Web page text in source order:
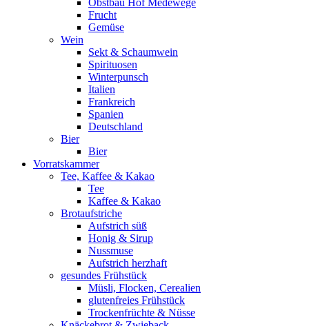
Obstbau Hof Medewege
Frucht
Gemüse
Wein
Sekt & Schaumwein
Spirituosen
Winterpunsch
Italien
Frankreich
Spanien
Deutschland
Bier
Bier
Vorratskammer
Tee, Kaffee & Kakao
Tee
Kaffee & Kakao
Brotaufstriche
Aufstrich süß
Honig & Sirup
Nussmuse
Aufstrich herzhaft
gesundes Frühstück
Müsli, Flocken, Cerealien
glutenfreies Frühstück
Trockenfrüchte & Nüsse